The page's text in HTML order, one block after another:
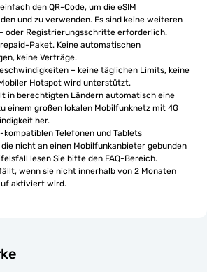
den QR-Code, um die eSIM
und zu verwenden. Es sind keine weiteren
oder Registrierungsschritte erforderlich.
Paket. Keine automatischen
keine Verträge.
– keine täglichen Limits, keine
Hotspot wird unterstützt.
in berechtigten Ländern automatisch eine
einem großen lokalen Mobilfunknetz mit 4G
her.
kompatiblen Telefonen und Tablets
nicht an einen Mobilfunkanbieter gebunden
lesen Sie bitte den FAQ-Bereich.
wenn sie nicht innerhalb von 2 Monaten
aktiviert wird.